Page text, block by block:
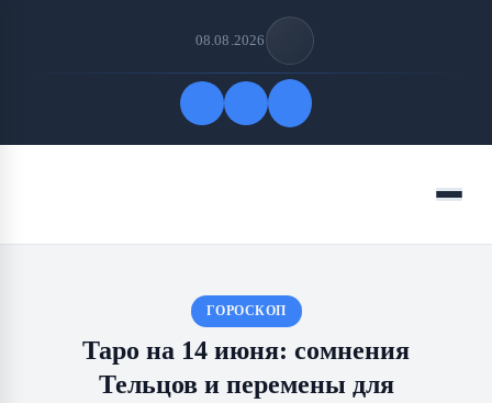
08.08.2026
Меню
ГОРОСКОП
Таро на 14 июня: сомнения
Тельцов и перемены для